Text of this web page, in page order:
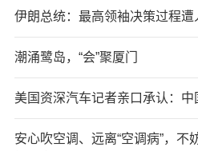
伊朗总统：最高领袖决策过程遭
潮涌鹭岛，“会”聚厦门
美国资深汽车记者亲口承认：
安心吹空调、远离“空调病”，不